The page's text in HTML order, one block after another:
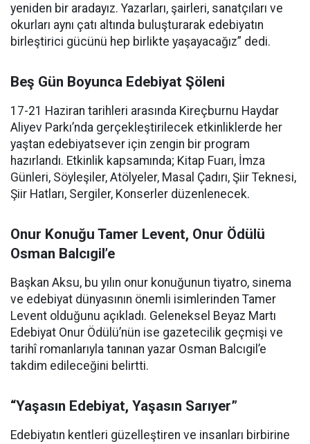
yeniden bir aradayız. Yazarları, şairleri, sanatçıları ve
okurları aynı çatı altında buluşturarak edebiyatın
birleştirici gücünü hep birlikte yaşayacağız” dedi.
Beş Gün Boyunca Edebiyat Şöleni
17-21 Haziran tarihleri arasında Kireçburnu Haydar
Aliyev Parkı’nda gerçekleştirilecek etkinliklerde her
yaştan edebiyatsever için zengin bir program
hazırlandı. Etkinlik kapsamında; Kitap Fuarı, İmza
Günleri, Söyleşiler, Atölyeler, Masal Çadırı, Şiir Teknesi,
Şiir Hatları, Sergiler, Konserler düzenlenecek.
Onur Konuğu Tamer Levent, Onur Ödülü
Osman Balcıgil’e
Başkan Aksu, bu yılın onur konuğunun tiyatro, sinema
ve edebiyat dünyasının önemli isimlerinden Tamer
Levent olduğunu açıkladı. Geleneksel Beyaz Martı
Edebiyat Onur Ödülü’nün ise gazetecilik geçmişi ve
tarihî romanlarıyla tanınan yazar Osman Balcıgil’e
takdim edileceğini belirtti.
“Yaşasın Edebiyat, Yaşasın Sarıyer”
Edebiyatın kentleri güzelleştiren ve insanları birbirine